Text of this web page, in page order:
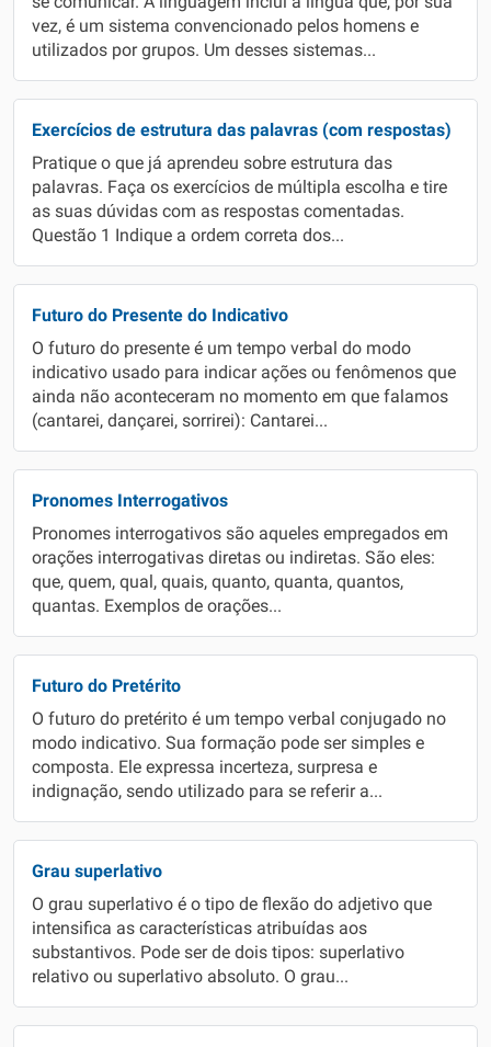
vez, é um sistema convencionado pelos homens e
utilizados por grupos. Um desses sistemas...
Exercícios de estrutura das palavras (com respostas)
Pratique o que já aprendeu sobre estrutura das
palavras. Faça os exercícios de múltipla escolha e tire
as suas dúvidas com as respostas comentadas.
Questão 1 Indique a ordem correta dos...
Futuro do Presente do Indicativo
O futuro do presente é um tempo verbal do modo
indicativo usado para indicar ações ou fenômenos que
ainda não aconteceram no momento em que falamos
(cantarei, dançarei, sorrirei): Cantarei...
Pronomes Interrogativos
Pronomes interrogativos são aqueles empregados em
orações interrogativas diretas ou indiretas. São eles:
que, quem, qual, quais, quanto, quanta, quantos,
quantas. Exemplos de orações...
Futuro do Pretérito
O futuro do pretérito é um tempo verbal conjugado no
modo indicativo. Sua formação pode ser simples e
composta. Ele expressa incerteza, surpresa e
indignação, sendo utilizado para se referir a...
Grau superlativo
O grau superlativo é o tipo de flexão do adjetivo que
intensifica as características atribuídas aos
substantivos. Pode ser de dois tipos: superlativo
relativo ou superlativo absoluto. O grau...